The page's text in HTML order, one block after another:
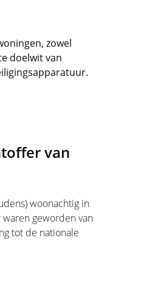
zowel
doelwit van
van
woonachtig in
geworden van
tot de nationale